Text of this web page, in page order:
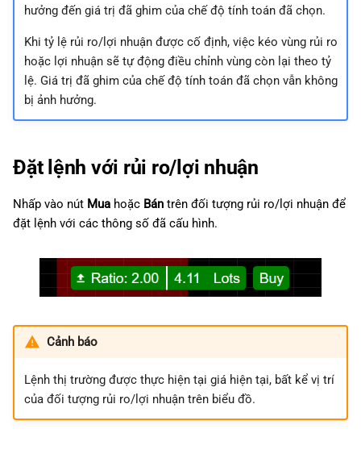
hưởng đến giá trị đã ghim của chế độ tính toán đã chọn.
Khi tỷ lệ rủi ro/lợi nhuận được cố định, việc kéo vùng rủi ro
hoặc lợi nhuận sẽ tự động điều chỉnh vùng còn lại theo tỷ
lệ. Giá trị đã ghim của chế độ tính toán đã chọn vẫn không
bị ảnh hưởng.
Đặt lệnh với rủi ro/lợi nhuận
Nhấp vào nút Mua hoặc Bán trên đối tượng rủi ro/lợi nhuận để
đặt lệnh với các thông số đã cấu hình.
Cảnh báo
Lệnh thị trường được thực hiện tại giá hiện tại, bất kể vị trí
của đối tượng rủi ro/lợi nhuận trên biểu đồ.